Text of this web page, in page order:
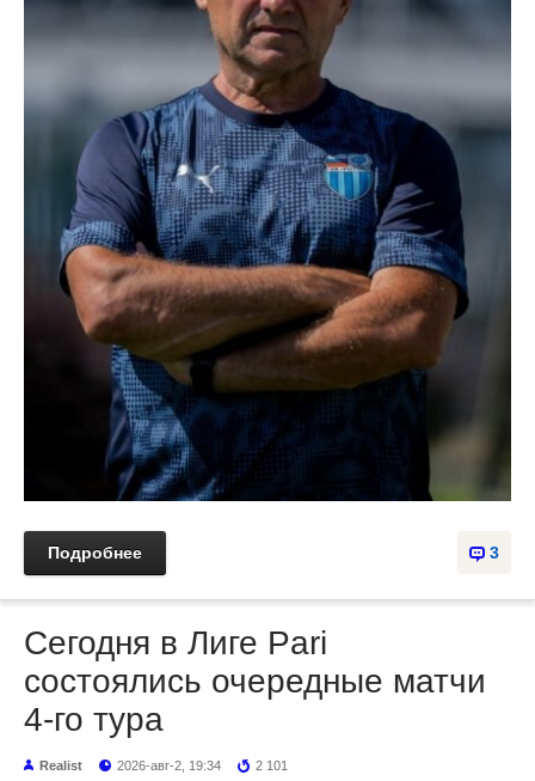
3
Подробнее
Сегодня в Лиге Pari
состоялись очередные матчи
4-го тура
Realist 2026-авг-2, 19:34 2 101